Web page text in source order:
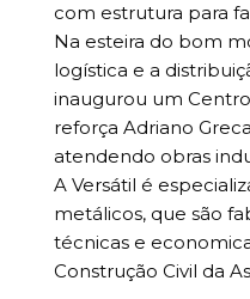
com estrutura para
Na esteira do bom
logística e a
inaugurou um
reforça Adriano
atendendo obras
A Versátil é
metálicos, que são
técnicas e
Construção Civil da